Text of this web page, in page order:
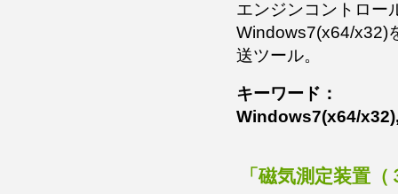
エンジンコントロー
Windows7(x64/x32)
送ツール。
キーワード：
Windows7(x64/
「磁気測定装置（